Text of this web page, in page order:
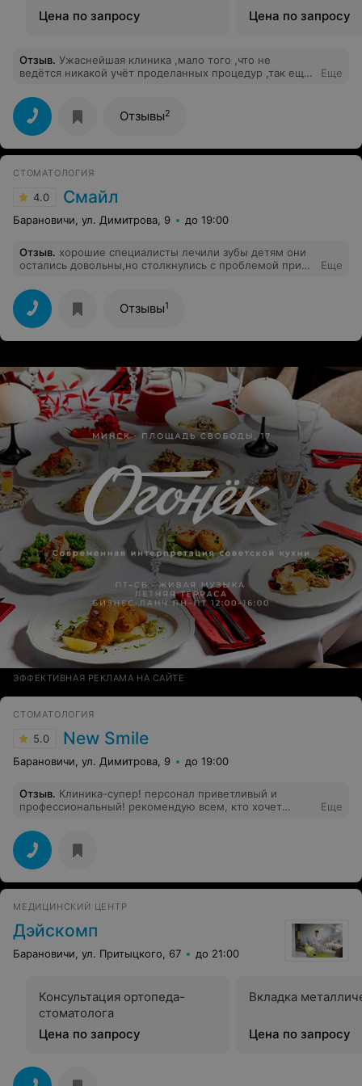
Цена по запросу
Цена по запросу
Отзыв. Ужаснейшая клиника ,мало того ,что не
ведётся никакой учёт проделанных процедур ,так ещё
уже 600byn,а нам только прочистили
каналы,отправили на платный снимок ,который сами
же и потеряли.С нового года цена выросла в полтора
раза ,видимо плевать на законы о понижении цен .
Еще
Отзывы2
СТОМАТОЛОГИЯ
4.0 Смайл
Барановичи, ул. Димитрова, 9 до 19:00
Отзыв. хорошие специалисты лечили зубы детям они
остались довольны,но столкнулись с проблемой при
слова "Надеюсь вы больше не воспользуетесь нашей
услугой". Как будто я пришла к ней домой. Поэтому
будьте внимательны при расчёте в кассе.
Еще
Отзывы1
ЭФФЕКТИВНАЯ РЕКЛАМА НА САЙТЕ
СТОМАТОЛОГИЯ
5.0 New Smile
Барановичи, ул. Димитрова, 9 до 19:00
Отзыв. Клиника-супер! персонал приветливый и
профессиональный! рекомендую всем, кто хочет
правда, немного дороговато, но с учетом
обслуживания на это можно "закрыть глаза"!
Еще
МЕДИЦИНСКИЙ ЦЕНТР
Дэйскомп
Барановичи, ул. Притыцкого, 67 до 21:00
Консультация ортопеда-
стоматолога
Цена по запросу
Вкладка
Цена по запросу